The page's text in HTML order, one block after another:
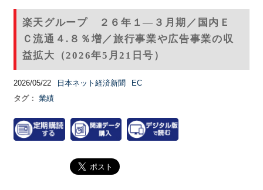
楽天グループ ２６年１―３月期／国内Ｅ
Ｃ流通４.８％増／旅行事業や広告事業の収
益拡大（2026年5月21日号）
2026/05/22 日本ネット経済新聞
EC
タグ： 業績